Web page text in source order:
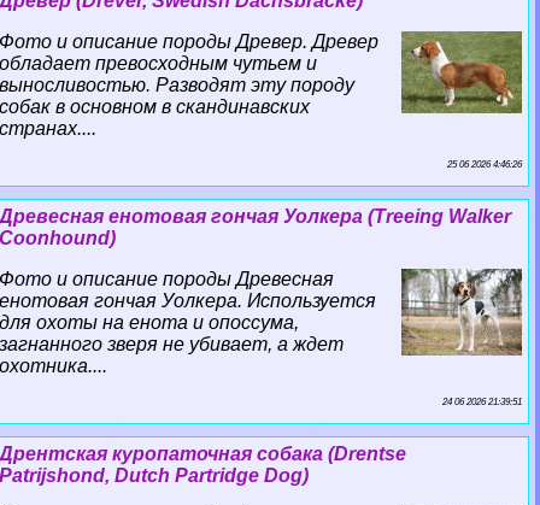
Фото и описание породы Древер. Древер
обладает превосходным чутьем и
выносливостью. Разводят эту породу
собак в основном в скандинавских
странах....
25 06 2026 4:46:26
Древесная енотовая гончая Уолкера (Treeing Walker
Coonhound)
Фото и описание породы Древесная
енотовая гончая Уолкера. Используется
для охоты на енота и опоссума,
загнанного зверя не убивает, а ждет
охотника....
24 06 2026 21:39:51
Дрентская куропаточная собака (Drentse
Patrijshond, Dutch Partridge Dog)